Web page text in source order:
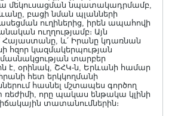
մեկուսացման նպատակադրմամբ,
բացի նման պլանների
ուղիներից, իրեն ապահովի
ուղղությամբ։ Այն
Հայաստանը, և՛ Իրանը կդառնան
հզոր կազմակերպության
տարբեր
է, օրինակ, ՇՀԿ-ն, Երևանի համար
հետ երկկողմանի
հասնել մշտապես գործող
որը պակաս ենթակա կլինի
տատանումներին։